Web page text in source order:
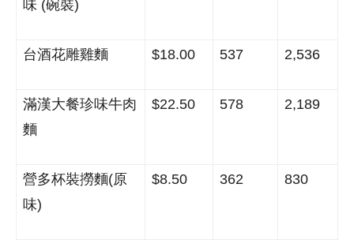
味 (碗裝)
台酒花雕雞麵 $18.00 537 2,536
滿漢大餐珍味牛肉
麵
$22.50 578 2,189
營多杯裝撈麵(原
味)
$8.50 362 830